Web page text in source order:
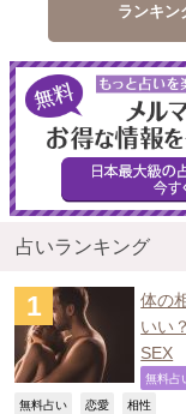
ランキン
占いランキング
体の
いい
SEX
無料占
無料占い 恋愛 相性